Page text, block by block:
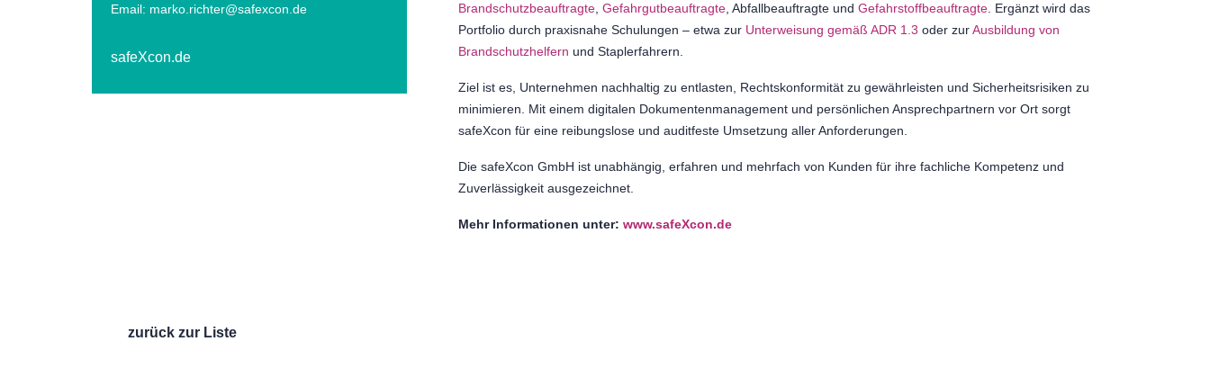
Email: marko.richter@safexcon.de
safeXcon.de
Brandschutzbeauftragte Gefahrgutbeauftragte , Abfallbeauftragte und Gefahrstoffbeauftragte . Ergänzt wird das
Portfolio durch praxisnahe Schulungen – etwa zur Unterweisung gemäß ADR 1.3 oder zurAusbildung von
Brandschutzhelfern und Staplerfahrern.
Ziel ist es, Unternehmen nachhaltig zu entlasten, Rechtskonformität zu gewährleisten und Sicherheitsrisiken zu
minimieren. Mit einem digitalen Dokumentenmanagement und persönlichen Ansprechpartnern vor Ort sorgt
safeXcon für eine reibungslose und auditfeste Umsetzung aller Anforderungen.
Die safeXcon GmbH ist unabhängig, erfahren und mehrfach von Kunden für ihre fachliche Kompetenz und
Zuverlässigkeit ausgezeichnet.
Mehr Informationen unter: www.safeXcon.de
zurück zur Liste